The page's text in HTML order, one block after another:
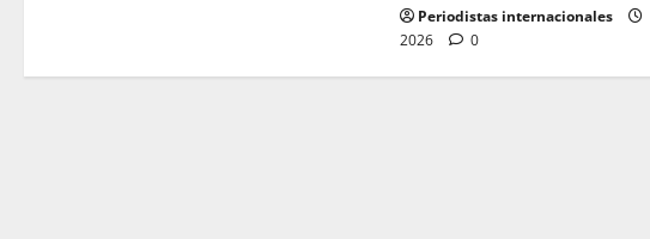
o
Periodistas internacionales
2026
0